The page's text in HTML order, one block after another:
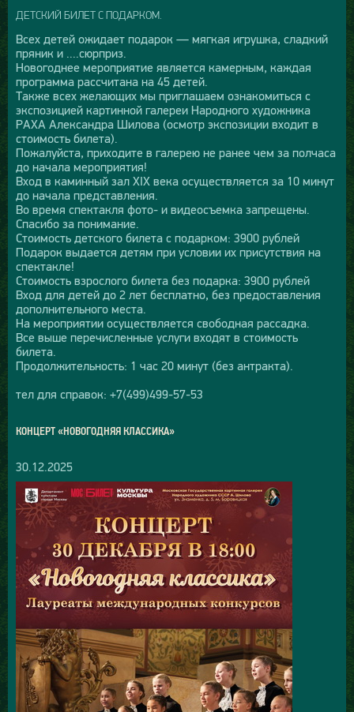
ДЕТСКИЙ БИЛЕТ С ПОДАРКОМ.
Всех детей ожидает подарок — мягкая игрушка, сладкий
пряник и ....сюрприз.
Новогоднее мероприятие является камерным, каждая
программа рассчитана на 45 детей.
Также всех желающих мы приглашаем ознакомиться с
экспозицией картинной галереи Народного художника
РАХА Александра Шилова (осмотр экспозиции входит в
стоимость билета).
Пожалуйста, приходите в галерею не ранее чем за полчаса
до начала мероприятия!
Вход в каминный зал XIX века осуществляется за 10 минут
до начала представления.
Во время спектакля фото- и видеосъемка запрещены.
Спасибо за понимание.
Стоимость детского билета с подарком: 3900 рублей
Подарок выдается детям при условии их присутствия на
спектакле!
Стоимость взрослого билета без подарка: 3900 рублей
Вход для детей до 2 лет бесплатно, без предоставления
дополнительного места.
На мероприятии осуществляется свободная рассадка.
Все выше перечисленные услуги входят в стоимость
билета.
Продолжительность: 1 час 20 минут (без антракта).
тел для справок: +7(499)499-57-53
КОНЦЕРТ «НОВОГОДНЯЯ КЛАССИКА»
30.12.2025